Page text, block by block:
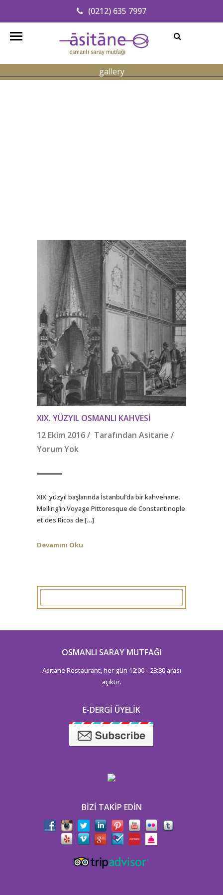
(0212) 635 7997
Adresimizi Bulun
info@asitanerestaurant.com
gallery
XIX. YÜZYIL OSMANLI KAHVESI
12 Ekim 2016 / Tarafından Asitane /
Yorum Yok
XIX. yüzyıl başlarında İstanbul’da bir kahvehane.
Melling’in Voyage Pittoresque de Constantinople
et des Ricos de […]
Devamını Oku
OSMANLI SARAY MUTFAĞI
Asitane Restaurant, her gün 12:00 - 23:30 arası
açıktır.
E-DERGI ÜYELIK
BIZI TAKIP EDIN